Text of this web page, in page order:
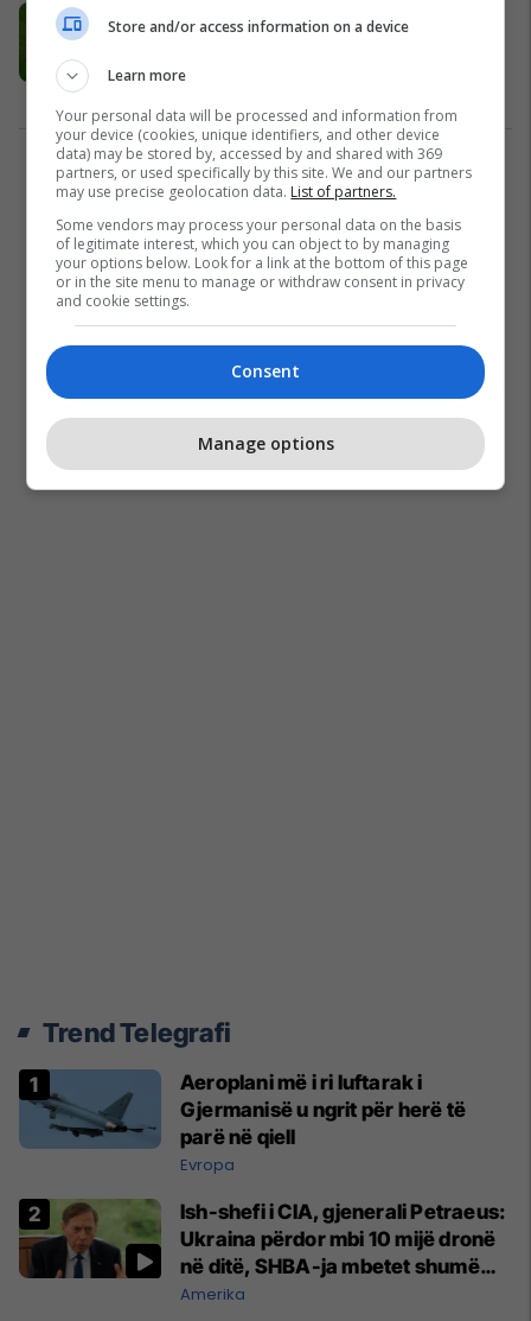
Argjentina tregon shpirtin e
vdekurit” ndaj Egjiptit
1
Trend Telegrafi
Aeroplani më i ri luftarak i
Gjermanisë u ngrit për herë të
parë në qiell
Evropa
Ish-shefi i CIA, gjenerali Petraeus:
Ukraina përdor mbi 10 mijë dronë
në ditë, SHBA-ja mbetet shumë
prapa në prodhim
Amerika
Store and/or access information on a device
Learn more
Your personal data will be processed and information from
your device (cookies, unique identifiers, and other device
data) may be stored by, accessed by and shared with 369
partners, or used specifically by this site. We and our partners
may use precise geolocation data. List of partners.
Some vendors may process your personal data on the basis
of legitimate interest, which you can object to by managing
your options below. Look for a link at the bottom of this page
or in the site menu to manage or withdraw consent in privacy
and cookie settings.
Consent
Manage options